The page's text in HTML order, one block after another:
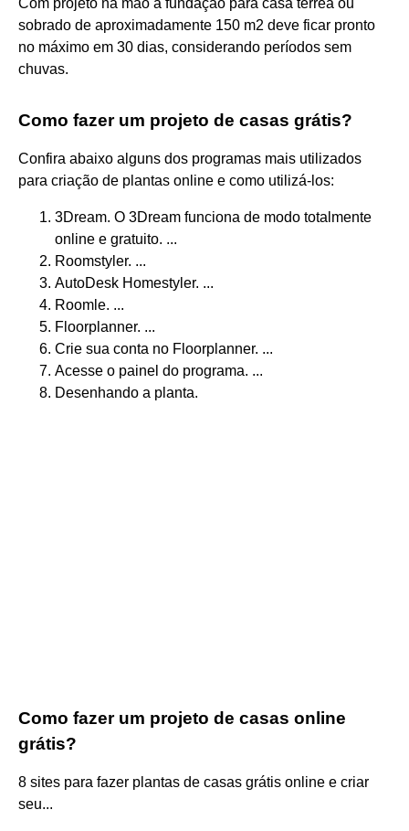
sobrado de aproximadamente 150 m2 deve ficar pronto
no máximo em 30 dias, considerando períodos sem
chuvas.
Como fazer um projeto de casas grátis?
Confira abaixo alguns dos programas mais utilizados
para criação de plantas online e como utilizá-los:
3Dream. O 3Dream funciona de modo totalmente
online e gratuito. ...
Roomstyler. ...
AutoDesk Homestyler. ...
Roomle. ...
Floorplanner. ...
Crie sua conta no Floorplanner. ...
Acesse o painel do programa. ...
Desenhando a planta.
Como fazer um projeto de casas online
grátis?
8 sites para fazer plantas de casas grátis online e criar
seu...